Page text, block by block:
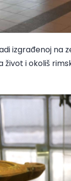
izgrađenoj na
život i okoliš